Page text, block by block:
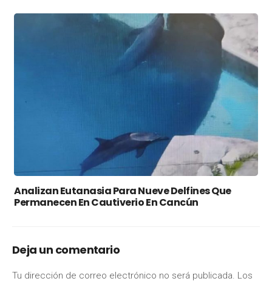
Analizan Eutanasia Para Nueve Delfines Que
Permanecen En Cautiverio En Cancún
Deja un comentario
Tu dirección de correo electrónico no será publicada. Los